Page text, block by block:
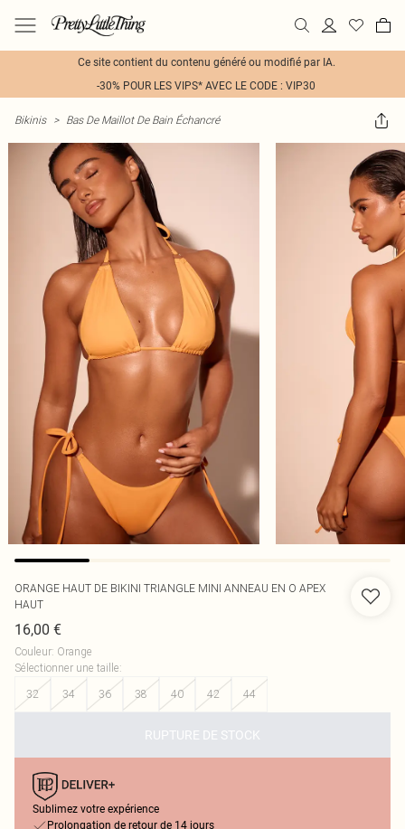
Ce site contient du contenu généré ou modifié par IA.
-30% POUR LES VIPS* AVEC LE CODE : VIP30
Bikinis > Bas De Maillot De Bain Échancré
ORANGE HAUT DE BIKINI TRIANGLE MINI ANNEAU EN O APEX
HAUT
16,00 €
Couleur: Orange
Sélectionner une taille:
32
34 36 38 40 42 44
RUPTURE DE STOCK
Sublimez votre expérience
Prolongation de retour de 14 jours